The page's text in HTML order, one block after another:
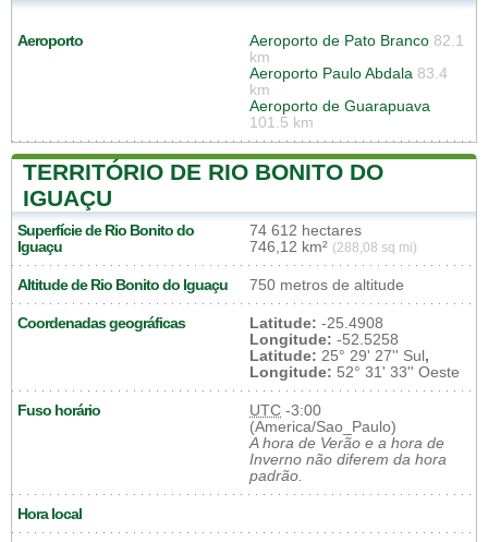
Aeroporto Aeroporto de Pato Branco 82.1
km
Aeroporto Paulo Abdala 83.4
km
Aeroporto de Guarapuava
101.5 km
TERRITÓRIO DE RIO BONITO DO
IGUAÇU
Superfície de Rio Bonito do
Iguaçu
74 612 hectares
746,12 km² (288,08 sq mi)
Altitude de Rio Bonito do Iguaçu 750 metros de altitude
Coordenadas geográficas Latitude: -25.4908
Longitude: -52.5258
Latitude: 25° 29' 27'' Sul,
Longitude: 52° 31' 33'' Oeste
Fuso horário UTC -3:00
(America/Sao_Paulo)
A hora de Verão e a hora de
Inverno não diferem da hora
padrão.
Hora local